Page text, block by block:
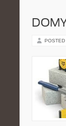
POSTED